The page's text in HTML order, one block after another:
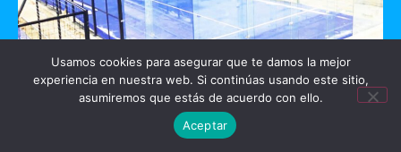
GO PADEL
Usamos cookies para asegurar que te damos la mejor
experiencia en nuestra web. Si continúas usando este sitio,
asumiremos que estás de acuerdo con ello.
Aceptar